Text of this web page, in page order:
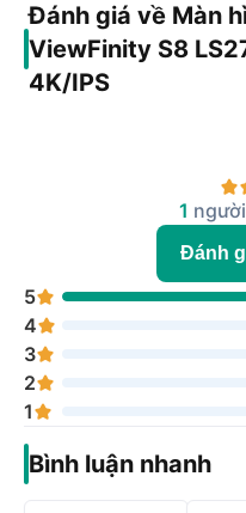
Đánh giá về Màn
ViewFinity S8
4K/IPS
1
Đánh
5
4
3
2
1
Bình luận nhanh